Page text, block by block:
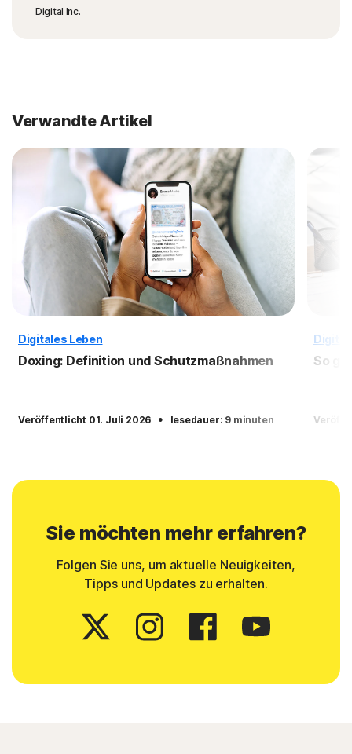
Digital Inc.
Verwandte Artikel
Digitales Leben
Doxing: Definition und Schutzmaßnahmen
Veröffentlicht 01. Juli 2026 · lesedauer: 9 minuten
So
Sie möchten mehr erfahren?
Folgen Sie uns, um aktuelle Neuigkeiten,
Tipps und Updates zu erhalten.